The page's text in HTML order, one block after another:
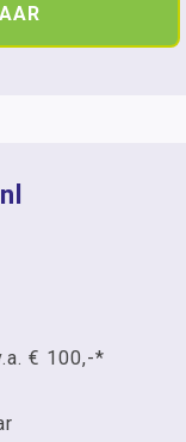
€ 100,-*